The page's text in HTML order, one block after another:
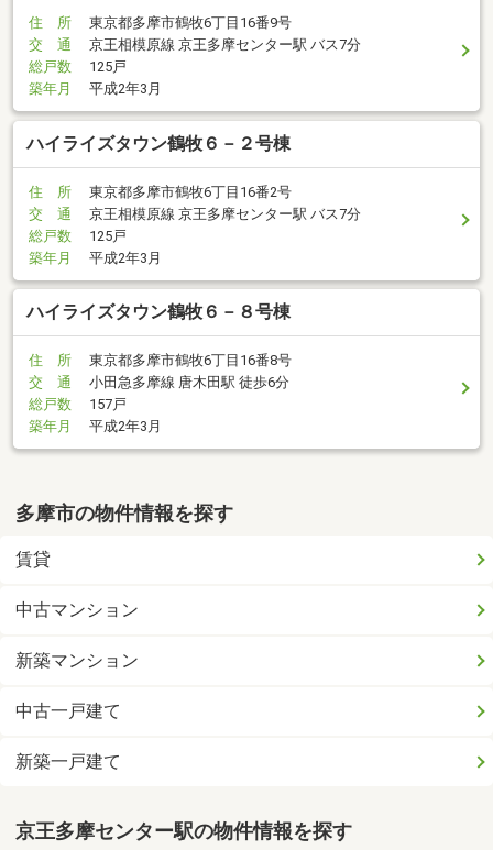
住 所
東京都多摩市鶴牧6丁目16番9号
交 通
京王相模原線 京王多摩センター駅 バス7分
総戸数
125戸
築年月
平成2年3月
ハイライズタウン鶴牧６－２号棟
住 所
東京都多摩市鶴牧6丁目16番2号
交 通
京王相模原線 京王多摩センター駅 バス7分
総戸数
125戸
築年月
平成2年3月
ハイライズタウン鶴牧６－８号棟
住 所
東京都多摩市鶴牧6丁目16番8号
交 通
小田急多摩線 唐木田駅 徒歩6分
総戸数
157戸
築年月
平成2年3月
多摩市の物件情報を探す
賃貸
中古マンション
新築マンション
中古一戸建て
新築一戸建て
京王多摩センター駅の物件情報を探す